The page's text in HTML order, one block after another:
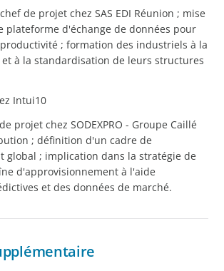
de projet chez SAS EDI Réunion ; mise
plateforme d'échange de données pour
; formation des industriels à la
à la standardisation de leurs structures
Intui10
projet chez SODEXPRO - Groupe Caillé
; définition d'un cadre de
global ; implication dans la stratégie de
d'approvisionnement à l'aide
et des données de marché.